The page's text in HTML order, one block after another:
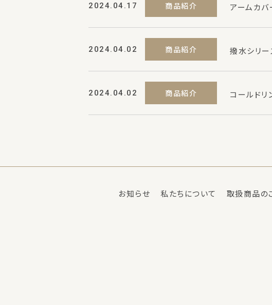
2024.04.17 商品紹介 アームカ
2024.04.02 商品紹介 撥水シリー
2024.04.02 商品紹介 コールドリ
お知らせ 私たちについて 取扱商品の